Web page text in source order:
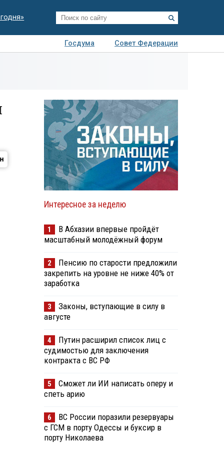
Госдума
Совет Федерации
Интересное за неделю
1
В Абхазии впервые пройдёт
масштабный молодёжный форум
2
Пенсию по старости предложили
закрепить на уровне не ниже 40% от
заработка
3
Законы, вступающие в силу в
августе
4
Путин расширил список лиц с
судимостью для заключения
контракта с ВС РФ
5
Сможет ли ИИ написать оперу и
спеть арию
6
ВС России поразили резервуары
с ГСМ в порту Одессы и буксир в
порту Николаева